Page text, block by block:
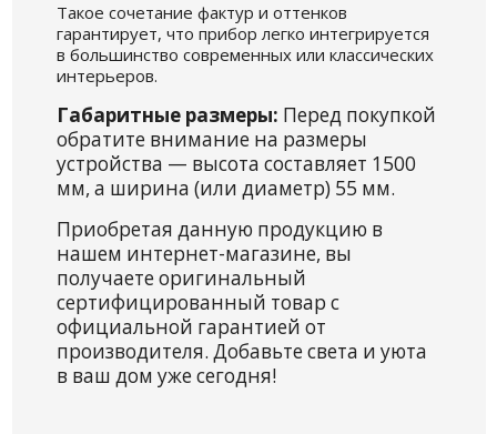
Такое сочетание фактур и оттенков
гарантирует, что прибор легко интегрируется
в большинство современных или классических
интерьеров.
Габаритные размеры: Перед покупкой
обратите внимание на размеры
устройства — высота составляет 1500
мм, а ширина (или диаметр) 55 мм.
Приобретая данную продукцию в
нашем интернет-магазине, вы
получаете оригинальный
сертифицированный товар с
официальной гарантией от
производителя. Добавьте света и уюта
в ваш дом уже сегодня!